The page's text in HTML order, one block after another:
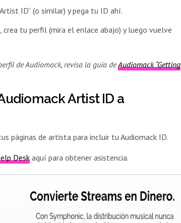
ID” (o similar) y pega tu ID ahí.
tu perfil (mira el enlace abajo) y luego vuelve
de Audiomack, revisa la guía deAudiomack “Getting
Artist ID a
páginas de artista para incluir tu Audiomack ID.
Deskaquí para obtener asistencia.